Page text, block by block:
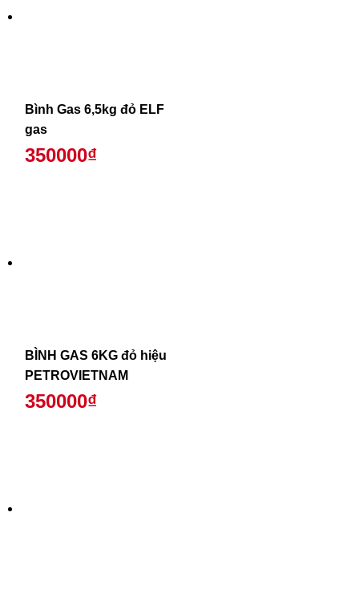
Bình Gas 6,5kg đỏ ELF
gas
350000₫
BÌNH GAS 6KG đỏ hiệu
PETROVIETNAM
350000₫